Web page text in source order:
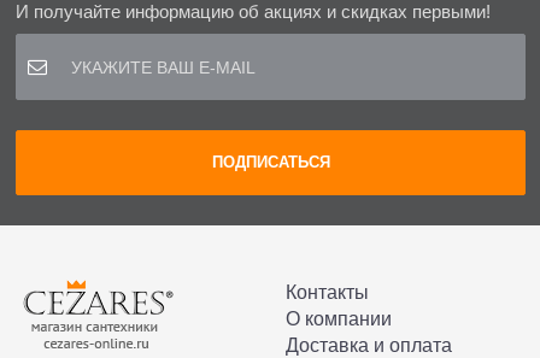
И получайте информацию об акциях и скидках первыми!
Контакты
О компании
Доставка и оплата